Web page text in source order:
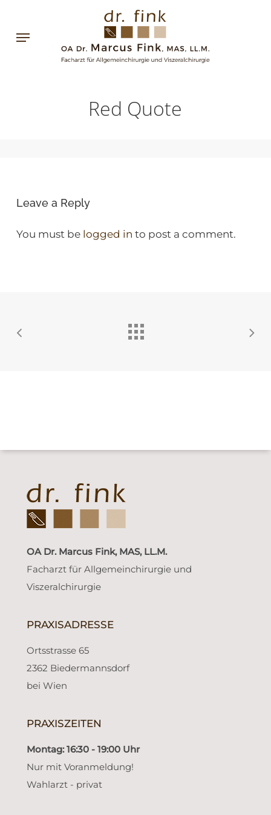
main
Menu
Red Quote
Leave a Reply
You must be logged in to post a comment.
OA Dr. Marcus Fink, MAS, LL.M.
Facharzt für Allgemeinchirurgie und
Viszeralchirurgie
PRAXISADRESSE
Ortsstrasse 65
2362 Biedermannsdorf
bei Wien
PRAXISZEITEN
Montag: 16:30 - 19:00 Uhr
Nur mit Voranmeldung!
Wahlarzt - privat